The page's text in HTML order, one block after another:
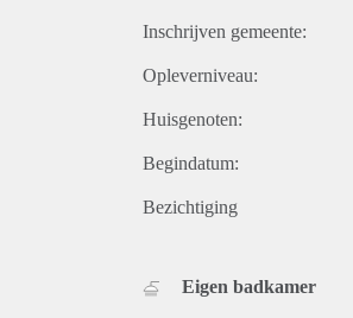
Inschrijven gemeente:
Opleverniveau:
Huisgenoten:
Begindatum:
Bezichtiging
Eigen badkamer